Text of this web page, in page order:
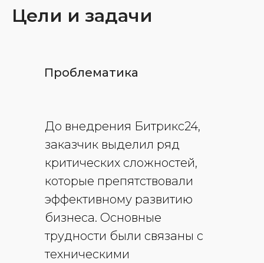
Цели и задачи
Проблематика
До внедрения Битрикс24,
заказчик выделил ряд
критических сложностей,
которые препятствовали
эффективному развитию
бизнеса. Основные
трудности были связаны с
техническими